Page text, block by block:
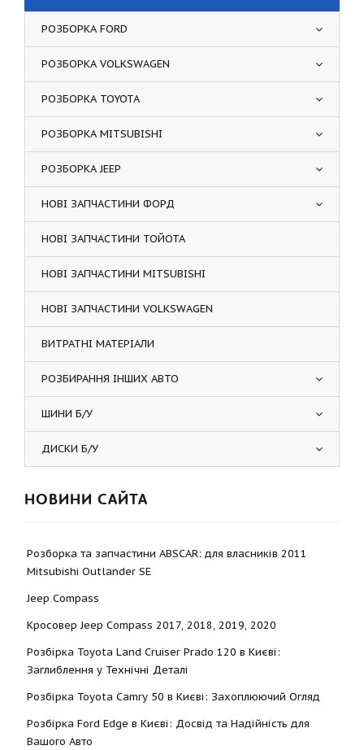
РОЗБОРКА FORD
РОЗБОРКА VOLKSWAGEN
РОЗБОРКА TOYOTA
РОЗБОРКА MITSUBISHI
РОЗБОРКА JEEP
НОВІ ЗАПЧАСТИНИ ФОРД
НОВІ ЗАПЧАСТИНИ ТОЙОТА
НОВІ ЗАПЧАСТИНИ MITSUBISHI
НОВІ ЗАПЧАСТИНИ VOLKSWAGEN
ВИТРАТНІ МАТЕРІАЛИ
РОЗБИРАННЯ ІНШИХ АВТО
ШИНИ Б/У
ДИСКИ Б/У
НОВИНИ САЙТА
Розборка та запчастини ABSCAR: для власників 2011
Mitsubishi Outlander SE
Jeep Compass
Кросовер Jeep Compass 2017, 2018, 2019, 2020
Розбірка Toyota Land Cruiser Prado 120 в Києві:
Заглиблення у Технічні Деталі
Розбірка Toyota Camry 50 в Києві: Захоплюючий Огляд
Розбірка Ford Edge в Києві: Досвід та Надійність для
Вашого Авто